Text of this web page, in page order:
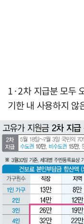
1·2차 지급분 모두
기한 내 사용하지 않